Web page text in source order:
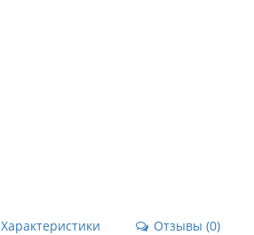
Характеристики Отзывы (0)